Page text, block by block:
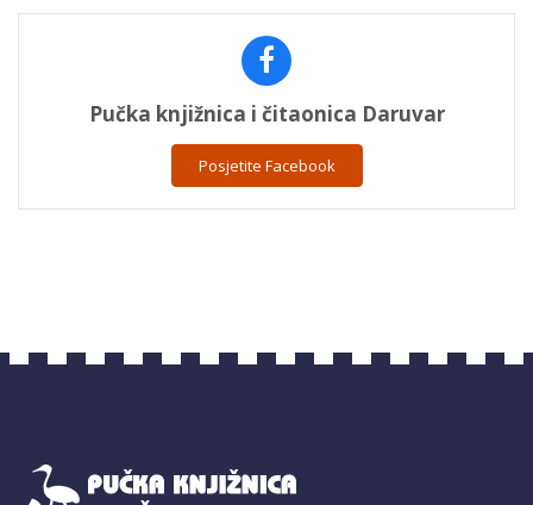
Pučka knjižnica i čitaonica Daruvar
Posjetite Facebook